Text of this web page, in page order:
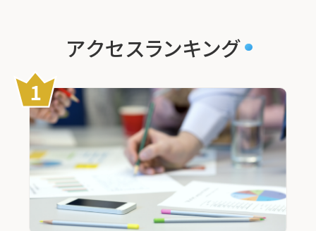
アクセスランキング